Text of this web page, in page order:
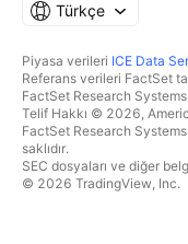
Türkçe
Piyasa verileri ICE Data
Referans verileri FactSet
FactSet Research
Telif Hakkı © 2026,
FactSet Research
saklıdır.
SEC dosyaları ve diğer
© 2026 TradingView, Inc.